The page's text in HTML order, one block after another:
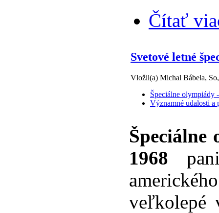
Čítať
Svetové letné
Vložil(a) Michal Bábela,
Špeciálne olympiády
Významné udalosti a
Špeciálne
1968
veľkolepé